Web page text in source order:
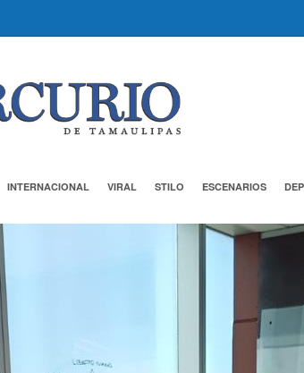
INTERNACIONAL VIRAL STILO ESCENARIOS